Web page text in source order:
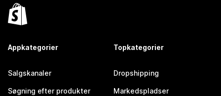
Appkategorier
Salgskanaler
Søgning efter produkter
Topkategorier
Dropshipping
Markedspladser